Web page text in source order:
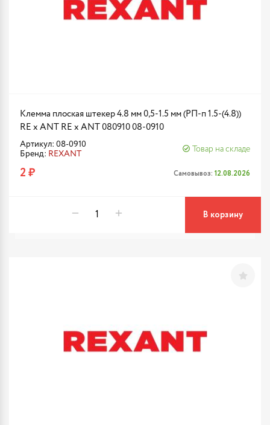
Клемма плоская штекер 4.8 мм 0,5-1.5 мм (РП-п 1.5-(4.8))
RE x ANT RE x ANT 080910 08-0910
Артикул: 08-0910
Бренд: REXANT
Товар на складе
2 ₽ Самовывоз: 12.08.2026
В корзину